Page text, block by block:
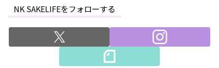
NK SAKELIFEをフォローする